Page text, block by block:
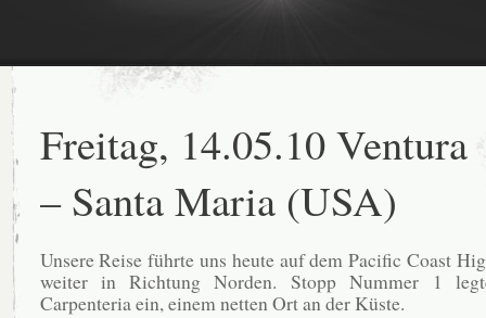
Freitag, 14.05.10 Ventura
– Santa Maria (USA)
Unsere Reise führte uns heute auf dem Pacific Coast
weiter in Richtung Norden. Stopp Nummer 1
Carpenteria ein, einem netten Ort an der Küste.